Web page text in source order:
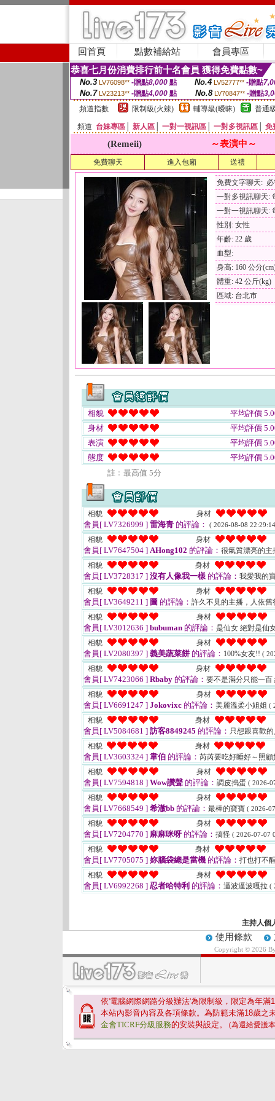
回首頁 點數補給站 會員專區
恭喜七月份消費排行前十名會員 獲得免費點數~
No.3 LV76098** -贈點8,000點 No.4 LV52777** -贈點
No.7 LV23213** -贈點4,000 點 No.8 LV70847** -贈點
頻道指數
限制級(火辣) 輔導級(曖昧) 普通
頻道 台妹專區 新人區 一對一視訊區 一對多視訊區 免
(Remeii) ～表演中～
免費聊天 進入包廂 送禮
免費文字聊天:
一對多視訊聊天:
一對一視訊聊天:
性別: 女性
年齡: 22 歲
血型:
身高: 160 公分
體重: 42 公斤(kg)
區域: 台北市
相貌
平均評價
身材
平均評價
表演
平均評價
態度
平均評價
註﹕最高值 5分
相貌 身材
會員[ LV7326999 ] 雷海青 的評論： ( 2026-08-08
相貌 身材
會員[ LV7647504 ] AHong102 的評論： 很氣質漂亮的
相貌
身材
會員[ LV3728317 ] 沒有人像我一樣 的評論： 我愛我的
相貌
身材
會員[ LV3649211 ] 圖 的評論： 許久不見的主播，人依
相貌
身材
會員[ LV3012636 ] bubuman 的評論： 是仙女 絕對是仙
相貌
身材
會員[ LV2080397 ] 義美蔬菜餅 的評論： 100%女友!! (
相貌 身材
會員[ LV7423066 ] Rbaby 的評論： 要不是滿分只能一
相貌
身材
會員[ LV6691247 ] Jokovixc 的評論： 美麗溫柔小姐姐 (
相貌 身材
會員[ LV5084681 ] 訪客8849245 的評論： 只想跟喜歡
相貌
身材
會員[ LV3603324 ] 韋伯 的評論： 芮芮要吃好睡好～照
相貌
身材
會員[ LV7594818 ] Wow讚聲 的評論： 調皮搗蛋 ( 2026-
相貌 身材
會員[ LV7668549 ] 希澈bb 的評論： 最棒的寶寶 ( 2026-
相貌 身材
會員[ LV7204770 ] 麻麻咪呀 的評論： 搞怪 ( 2026-07-07
相貌 身材
會員[ LV7705075 ] 妳腦袋總是當機 的評論： 打也打不
相貌
身材
會員[ LV6992268 ] 忍者哈特利 的評論： 逼波逼波嘎拉 (
主持人個
使用條款
Copyright © 2026
依'電腦網際網路分級辦法'為限制級，限定為年滿
本站內影音內容及各項條款。為防範未滿18歲之
金會TICRF分級服務的安裝與設定。 (為還給愛護